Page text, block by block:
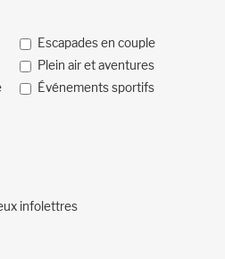
Escapades en couple
Plein air et aventures
Événements sportifs
infolettres